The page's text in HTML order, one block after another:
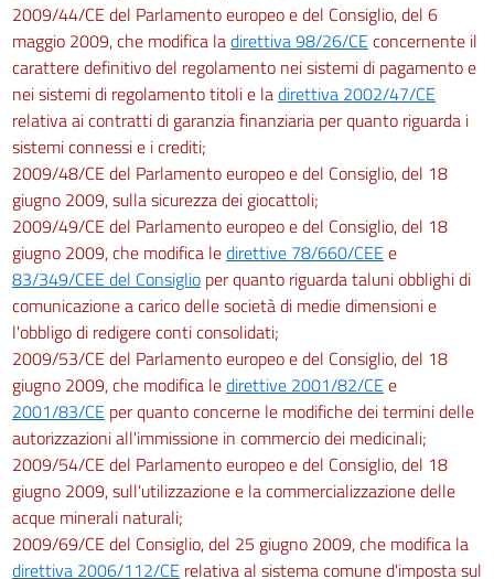
2009/44/CE del Parlamento europeo e del Consiglio, del 6
maggio 2009, che modifica ladirettiva 98/26/CE concernente il
carattere definitivo del regolamento nei sistemi di pagamento e
nei sistemi di regolamento titoli e ladirettiva 2002/47/CE
relativa ai contratti di garanzia finanziaria per quanto riguarda i
sistemi connessi e i crediti;
2009/48/CE del Parlamento europeo e del Consiglio, del 18
giugno 2009, sulla sicurezza dei giocattoli;
2009/49/CE del Parlamento europeo e del Consiglio, del 18
giugno 2009, che modifica ledirettive 78/660/CEE e
83/349/CEE del Consiglio per quanto riguarda taluni obblighi di
comunicazione a carico delle società di medie dimensioni e
l'obbligo di redigere conti consolidati;
2009/53/CE del Parlamento europeo e del Consiglio, del 18
giugno 2009, che modifica ledirettive 2001/82/CE e
2001/83/CE per quanto concerne le modifiche dei termini delle
autorizzazioni all'immissione in commercio dei medicinali;
2009/54/CE del Parlamento europeo e del Consiglio, del 18
giugno 2009, sull'utilizzazione e la commercializzazione delle
acque minerali naturali;
2009/69/CE del Consiglio, del 25 giugno 2009, che modifica la
direttiva 2006/112/CE relativa al sistema comune d'imposta sul